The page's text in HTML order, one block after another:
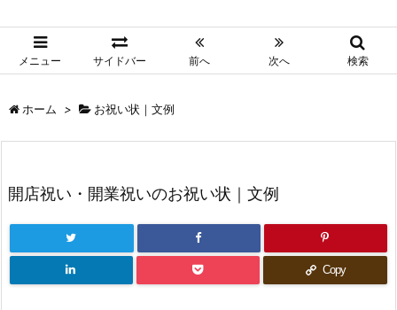
メニュー サイドバー 前へ 次へ 検索
ホーム > お祝い状｜文例
開店祝い・開業祝いのお祝い状｜文例
Copy